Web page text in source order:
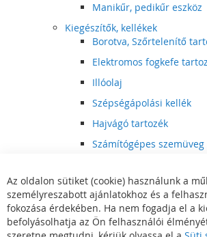
Manikűr, pedikűr eszköz
Kiegészítők, kellékek
Borotva, Szőrtelenítő
Elektromos fogkefe
Illóolaj
Szépségápolási kellék
Hajvágó tartozék
Számítógépes szemüveg
Hajvágó kiegészítő
Szórakoztató elektronika
Multimédia
DVD, BluRay lejátszó
Az oldalon sütiket (cookie) használunk a
személyreszabott ajánlatokhoz és a
fokozása érdekében. Ha nem fogadja el a
befolyásolhatja az Ön felhasználói